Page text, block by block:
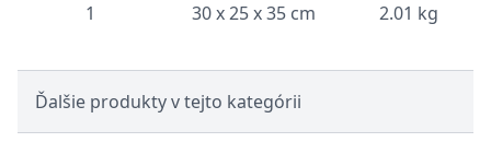
1
30 x 25 x 35 cm 2.01 kg
Ďalšie produkty v tejto kategórii